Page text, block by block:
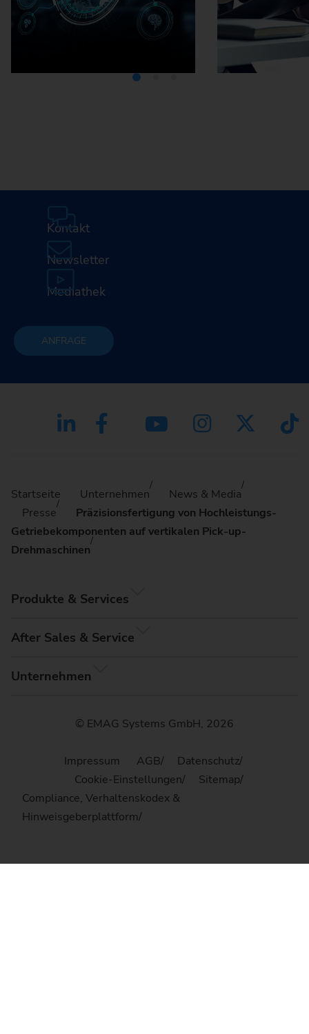
Kontakt
Newsletter
Mediathek
ANFRAGE
Startseite Unternehmen
News & Media
Presse
Präzisionsfertigung von Hochleistungs-
Getriebekomponenten auf vertikalen Pick-up-
Drehmaschinen
Produkte & Services
After Sales & Service
Unternehmen
© EMAG Systems GmbH, 2026
Impressum AGB
Datenschutz
Cookie-Einstellungen
Sitemap
Compliance, Verhaltenskodex &
Hinweisgeberplattform